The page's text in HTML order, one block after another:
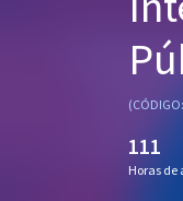
111
Horas de